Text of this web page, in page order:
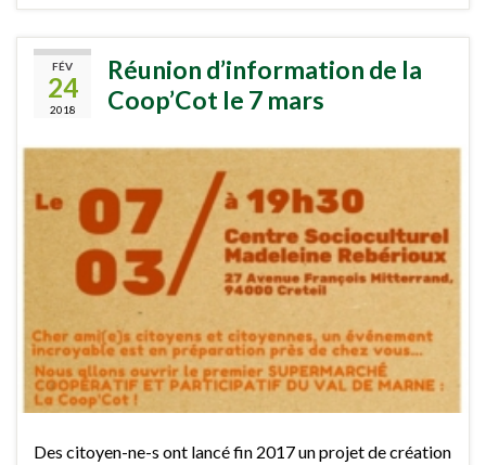
FÉV
24
2018
Réunion d’information de la
Coop’Cot le 7 mars
Des citoyen-ne-s ont lancé fin 2017 un projet de création